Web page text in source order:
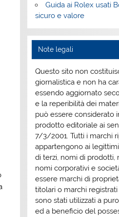
Guida ai Rolex usati
sicuro e valore
Note legali
Questo sito non
giornalistica e non ha
essendo aggiornato
e la reperibilità dei
può essere considerato
prodotto editoriale ai
7/3/2001. Tutti i marchi
appartengono ai
di terzi, nomi di prodotti,
nomi corporativi e
essere marchi di
titolari o marchi registrati
sono stati utilizzati a
ed a beneficio del